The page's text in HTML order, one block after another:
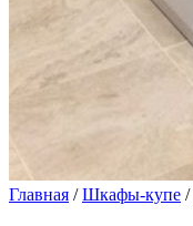
Главная /Шкафы-купе /